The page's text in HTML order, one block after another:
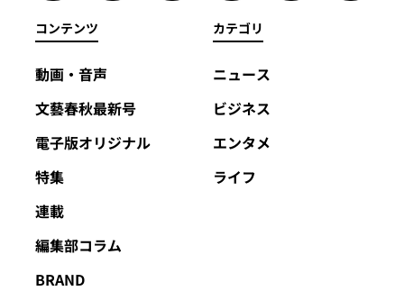
コンテンツ
動画・音声
文藝春秋最新号
電子版オリジナル
特集
連載
編集部コラム
BRAND
カテゴリ
ニュース
ビジネス
エンタメ
ライフ